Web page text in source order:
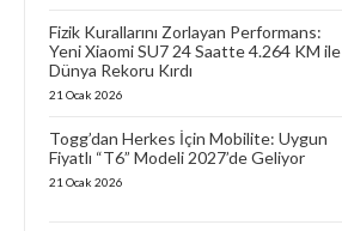
Fizik Kurallarını Zorlayan Performans:
Yeni Xiaomi SU7 24 Saatte 4.264 KM ile
Dünya Rekoru Kırdı
21 Ocak 2026
Togg’dan Herkes İçin Mobilite: Uygun
Fiyatlı “T6” Modeli 2027’de Geliyor
21 Ocak 2026